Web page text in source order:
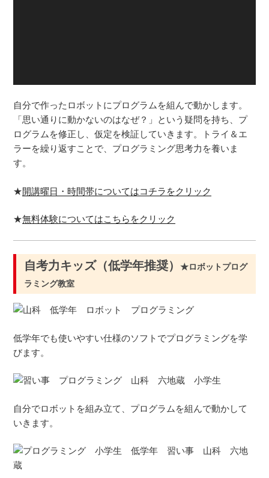
自分で作ったロボットにプログラムを組んで動かします。
「思い通りに動かないのはなぜ？」という疑問を持ち、プ
ログラムを修正し、仮定を検証していきます。トライ＆エ
ラーを繰り返すことで、プログラミング思考力を養いま
す。
★開講曜日・時間帯についてはコチラをクリック
★無料体験についてはこちらをクリック
自考力キッズ（低学年推奨）★ロボットプログ
ラミング教室
低学年でも使いやすい仕様のソフトでプログラミングを学
びます。
自分でロボットを組み立て、プログラムを組んで動かして
いきます。